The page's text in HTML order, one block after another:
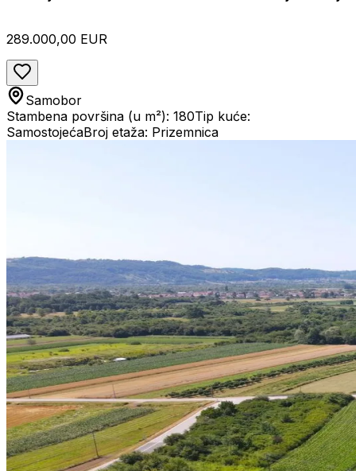
289.000,00 EUR
Samobor
Stambena površina (u m²): 180Tip kuće:
SamostojećaBroj etaža: Prizemnica